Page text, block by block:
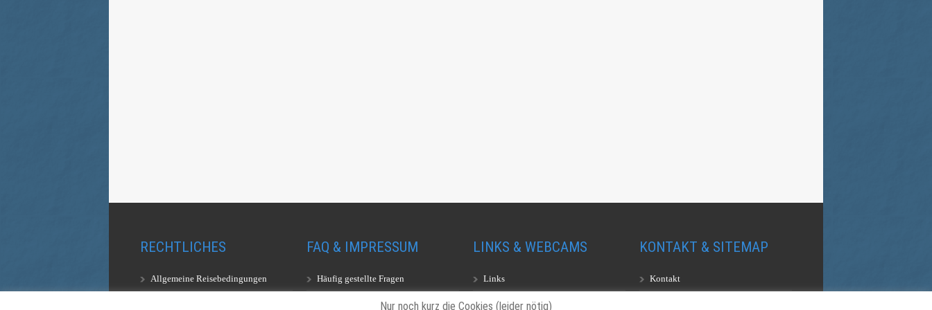
RECHTLICHES
Allgemeine Reisebedingungen
FAQ & IMPRESSUM
Häufig gestellte Fragen
LINKS & WEBCAMS
Links
Webcams
KONTAKT & SITEMAP
Kontakt
Nur noch kurz die Cookies (leider nötig)